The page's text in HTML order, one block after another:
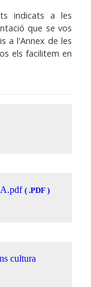
indicats a les
que se vos
a l'Annex de les
els facilitem en
( .PDF )
cultura